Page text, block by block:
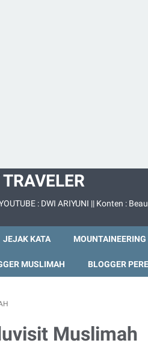
: DWI ARIYUNI || Konten :
JEJAK KATA MOUNTAINEERING
MUSLIMAH BLOGGER
Muslimah